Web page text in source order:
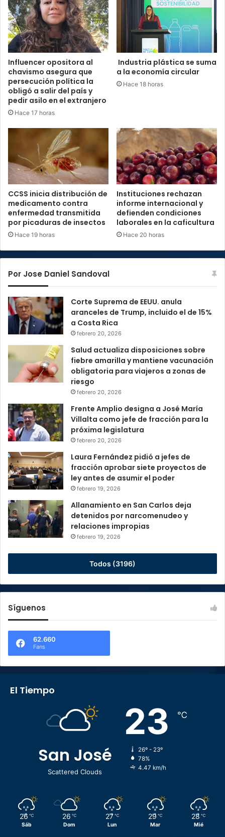
Influencer opositora al
chavismo asegura que
persecución política la
obligó a salir del país y
pedir asilo en el extranjero
Hace 17 horas
Industria plástica se suma
a la economía circular
Hace 18 horas
CCSS inicia distribución de
medicamento contra
enfermedad transmitida
por picaduras de insectos
Hace 19 horas
Instituciones rechazan
informe internacional y
defienden condiciones
laborales en la caficultura
Hace 20 horas
Por Jose Daniel Sandoval
Corte Suprema de EEUU. anula
aranceles de Trump, incluido el de 15%
a Costa Rica
febrero 20, 2026
Salud actualiza disposiciones sobre
fiebre amarilla y mantiene vacunación
obligatoria para viajeros a zonas de
riesgo
febrero 20, 2026
Frente Amplio designa a José María
Villalta como jefe de fracción para la
próxima legislatura
febrero 20, 2026
Laura Fernández pidió a jefes de
fracción aprobar siete proyectos de
ley antes de asumir el poder
febrero 19, 2026
Allanamiento en San Carlos deja
detenidos por narcomenudeo y
relaciones impropias
febrero 19, 2026
Todos (3196)
Síguenos
62.660
Fans
El Tiempo
San José
Scattered Clouds
23 ℃
26º - 23º
78%
4.47 km/h
26 ℃
Sáb
26 ℃
Dom
27 ℃
Lun
29 ℃
Mar
28 ℃
Mié